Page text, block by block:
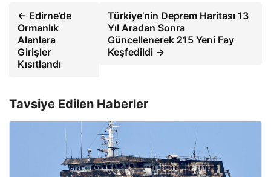
← Edirne’de
Ormanlık
Alanlara
Girişler
Kısıtlandı
Türkiye’nin Deprem Haritası 13
Yıl Aradan Sonra
Güncellenerek 215 Yeni Fay
Keşfedildi →
Tavsiye Edilen Haberler